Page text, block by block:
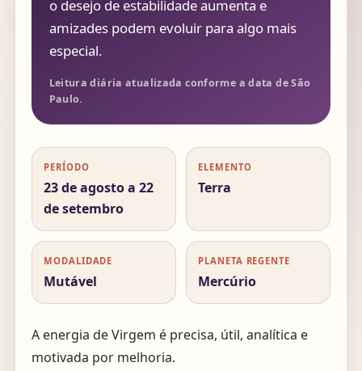
o desejo de estabilidade aumenta e
amizades podem evoluir para algo mais
especial.
Leitura diária atualizada conforme a data de São
Paulo.
PERÍODO
23 de agosto a 22
de setembro
ELEMENTO
Terra
MODALIDADE
Mutável
PLANETA REGENTE
Mercúrio
A energia de Virgem é precisa, útil, analítica e
motivada por melhoria.